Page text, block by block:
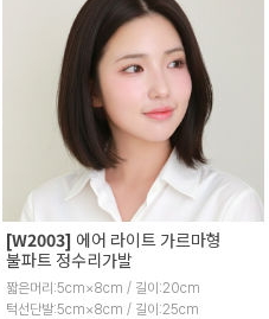
[W2003] 에어 라이트 가르마형
불파트 정수리가발
짧은머리:5cm×8cm / 길이:20cm
턱선단발:5cm×8cm / 길이:25cm